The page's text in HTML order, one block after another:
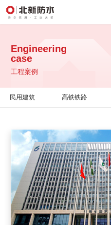
Engineering
case
工程案例
民用建筑 高铁铁路